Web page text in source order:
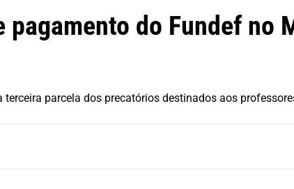
do Fundef no
parcela dos precatórios destinados aos